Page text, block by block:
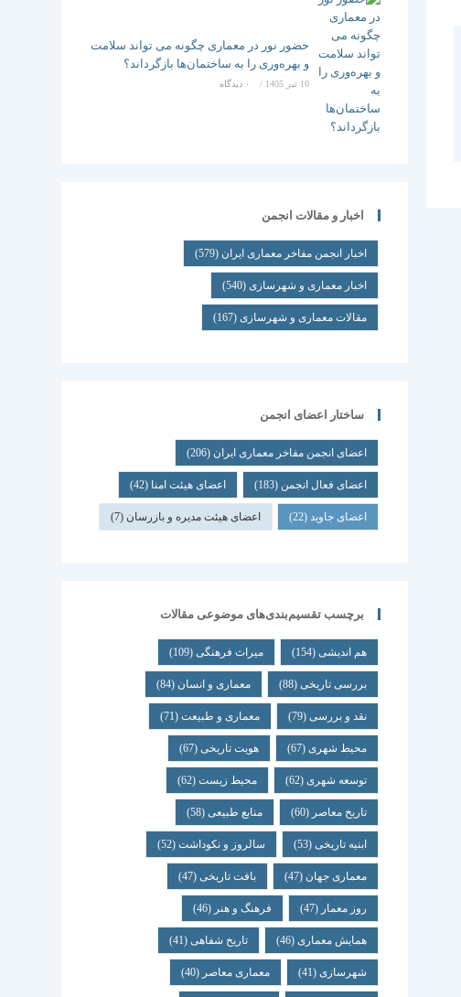
حضور نور در معماری چگونه می تواند سلامت
و بهره‌وری را به ساختمان‌ها بازگرداند؟
10 تیر 1405 / ۰ دیدگاه
اخبار و مقالات انجمن
اخبار انجمن مفاخر معماری ایران (579)
اخبار معماری و شهرسازی(540)
مقالات معماری و شهرسازی(167)
ساختار اعضای انجمن
اعضای انجمن مفاخر معماری ایران (206)
اعضای فعال انجمن (183) اعضای هیئت امنا (42)
اعضای جاوید(22) اعضای هیئت مدیره و بازرسان (7)
برچسب تقسیم‌بندی‌های موضوعی مقالات
هم اندیشی(154) میراث فرهنگی(109)
بررسی تاریخی(88) معماری و انسان (84)
نقد و بررسی(79) معماری و طبیعت(71)
محیط شهری(67) هویت تاریخی(67)
توسعه شهری(62) محیط زیست(62)
تاریخ معاصر (60) منابع طبیعی(58)
ابنیه تاریخی(53) سالروز و نکوداشت(52)
معماری جهان (47) بافت تاریخی(47)
روز معمار (47) فرهنگ و هنر (46)
همایش معماری(46) تاریخ شفاهی(41)
شهرسازی(41) معماری معاصر (40)